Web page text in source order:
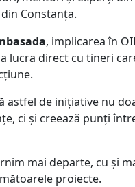
Constanța.
, implicarea în
lucra direct cu tineri
astfel de inițiative nu
ci și creează punți
mai departe, cu și
proiecte.